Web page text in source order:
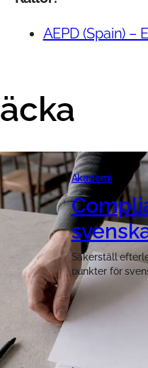
AEPD (Spain) –
Akademi
Säkerställ
punkter för